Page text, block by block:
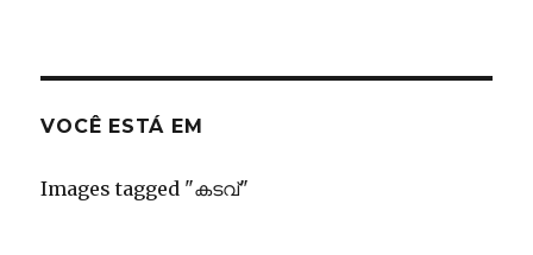
VOCÊ ESTÁ EM
Images tagged "കടവ്"